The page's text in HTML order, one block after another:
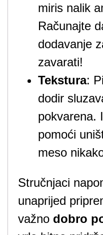
miris nalik
Računajte
dodavanje
zavarati!
Tekstura:
dodir
pokvarena.
pomoći
meso
Stručnjaci
unaprijed
važno dobro